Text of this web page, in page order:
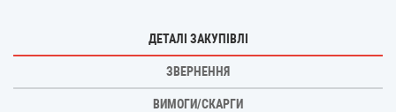
ДЕТАЛІ ЗАКУПІВЛІ
ЗВЕРНЕННЯ
ВИМОГИ/СКАРГИ